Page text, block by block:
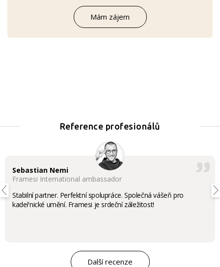
Mám zájem
Reference profesionálů
Sebastian Nemi
Framesi International ambassador
Stabilní partner. Perfektní spolupráce. Společná vášeň pro
kadeřnické umění. Framesi je srdeční záležitost!
Další recenze